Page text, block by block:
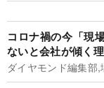
コロナ禍の今「現
ないと会社が傾く
ダイヤモンド編集部,